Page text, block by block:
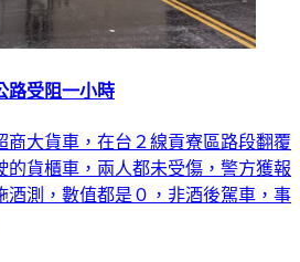
受阻一小時
商大貨車，在台２線貢寮區路段翻覆
的貨櫃車，兩人都未受傷，警方獲報
酒測，數值都是０，非酒後駕車，事